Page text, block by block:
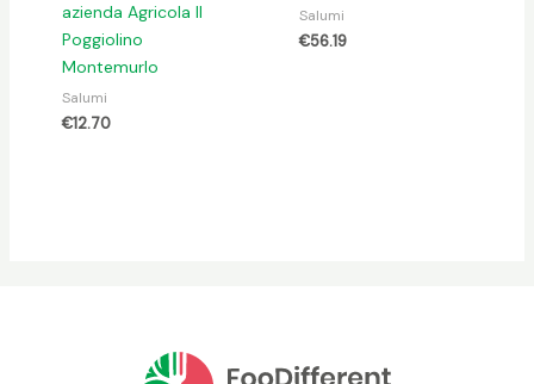
azienda Agricola Il
Poggiolino
Montemurlo
Salumi
€12.70
Salumi
€56.19